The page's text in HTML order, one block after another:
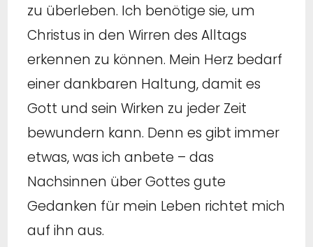
zu überleben. Ich benötige sie, um
Christus in den Wirren des Alltags
erkennen zu können. Mein Herz bedarf
einer dankbaren Haltung, damit es
Gott und sein Wirken zu jeder Zeit
bewundern kann. Denn es gibt immer
etwas, was ich anbete – das
Nachsinnen über Gottes gute
Gedanken für mein Leben richtet mich
auf ihn aus.